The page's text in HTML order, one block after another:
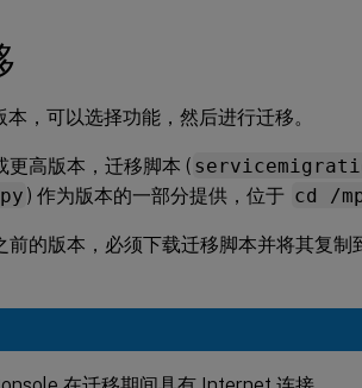
，可以选择功能，然后进行迁移。
高版本，迁移脚本 (
) 作为版本的一部分提供，位于 cd /
的版本，必须下载迁移脚本并将其复制